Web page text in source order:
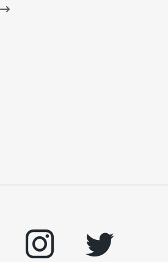
instagram
twitter